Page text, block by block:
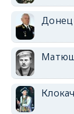
Донец